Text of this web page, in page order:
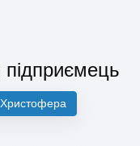
підприємець
Христофера